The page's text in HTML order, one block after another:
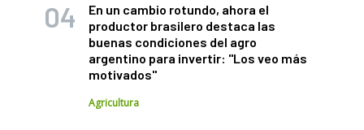
En un cambio rotundo, ahora el
productor brasilero destaca las
buenas condiciones del agro
argentino para invertir: "Los veo más
motivados"
Agricultura